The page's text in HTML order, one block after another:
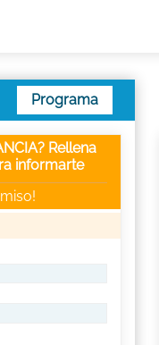
Programa
Rellena
informarte